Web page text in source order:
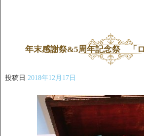
年末感謝祭&5周年記念祭 「ロ
投稿日 2018年12月17日